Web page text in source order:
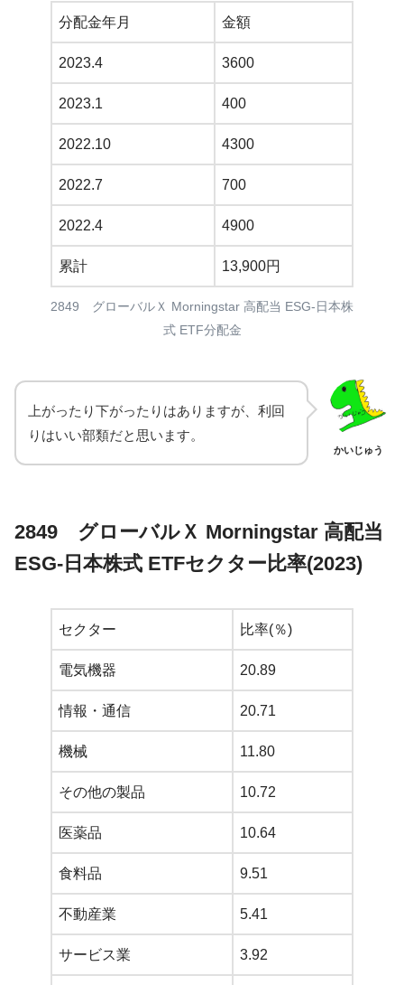
分配金年月 金額
2023.4 3600
2023.1 400
2022.10 4300
2022.7 700
2022.4 4900
累計 13,900円
2849 グローバルＸ Morningstar 高配当 ESG-日本株
式 ETF分配金
かいじゅう
上がったり下がったりはありますが、利回
りはいい部類だと思います。
2849 グローバルＸ Morningstar 高配当
ESG-日本株式 ETFセクター比率(2023)
セクター 比率(％)
電気機器 20.89
情報・通信 20.71
機械 11.80
その他の製品 10.72
医薬品 10.64
食料品 9.51
不動産業 5.41
サービス業 3.92